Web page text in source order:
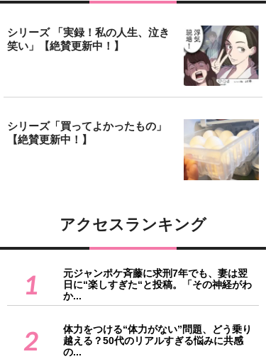
シリーズ 「実録！私の人生、泣き
笑い」【絶賛更新中！】
シリーズ「買ってよかったもの」
【絶賛更新中！】
アクセスランキング
1
元ジャンポケ斉藤に求刑7年でも、妻は翌
日に“楽しすぎた“と投稿。「その神経がわ
か...
2
体力をつける“体力がない”問題、どう乗り
越える？50代のリアルすぎる悩みに共感
の...